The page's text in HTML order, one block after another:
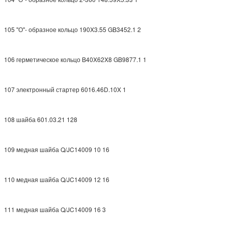
105 "О"- образное кольцо 190X3.55 GB3452.1 2
106 герметическое кольцо B40X62X8 GB9877.1 1
107 электронный стартер 6016.46D.10X 1
108 шайба 601.03.21 128
109 медная шайба Q/JC14009 10 16
110 медная шайба Q/JC14009 12 16
111 медная шайба Q/JC14009 16 3